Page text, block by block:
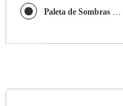
Paleta de Sombras Océane Edition Eyeshadow Palette Glorious